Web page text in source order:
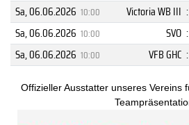
Sa, 06.06.2026 10:00 Victoria WB III :
Sa, 06.06.2026 10:00 SVO :
Sa, 06.06.2026 10:00 VFB GHC :
Offizieller Ausstatter unseres Vereins